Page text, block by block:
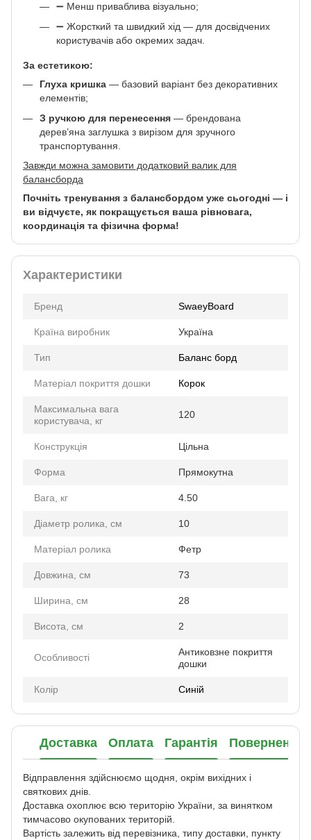
➖ Менш приваблива візуально;
➖ Жорсткий та швидкий хід — для досвідчених
користувачів або окремих задач.
За естетикою:
Глуха кришка — базовий варіант без декоративних
елементів;
З ручкою для перенесення — брендована
дерев’яна заглушка з вирізом для зручного
транспортування.
Завжди можна замовити додатковий валик для
балансборда
Почніть тренування з балансбордом уже сьогодні — і
ви відчуєте, як покращується ваша рівновага,
координація та фізична форма!
Характеристики
Бренд SwaeyBoard
Країна виробник Україна
Тип Баланс борд
Матеріал покриття дошки Корок
Максимальна вага
користувача, кг
120
Конструкція Цільна
Форма Прямокутна
Вага, кг 4.50
Діаметр ролика, см 10
Матеріал ролика Фетр
Довжина, см 73
Ширина, см 28
Висота, см 2
Особливості
Антиковзне покриття
дошки
Колір Синій
Доставка Оплата Гарантія Повернення
Відправлення здійснюємо щодня, окрім вихідних і
святкових днів.
Доставка охоплює всю територію України, за винятком
тимчасово окупованих територій.
Вартість залежить від перевізника, типу доставки, пункту